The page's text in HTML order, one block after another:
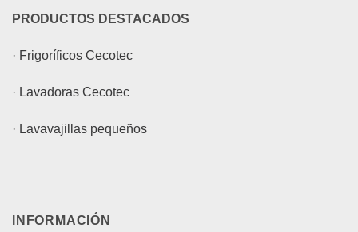
PRODUCTOS DESTACADOS
· Frigoríficos Cecotec
· Lavadoras Cecotec
· Lavavajillas pequeños
INFORMACIÓN